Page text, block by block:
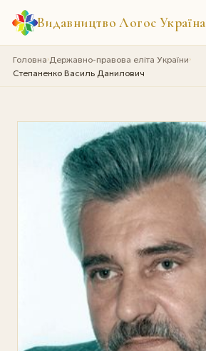
Видавництво Логос Україна
Головна›Державно-правова еліта України›
Степаненко Василь Данилович